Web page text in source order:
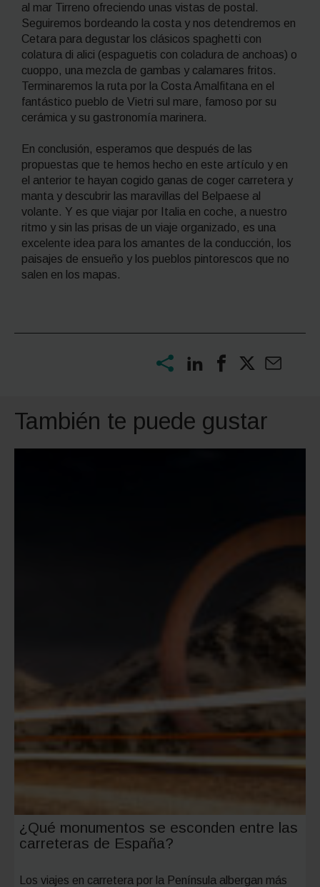
al mar Tirreno ofreciendo unas vistas de postal.
Seguiremos bordeando la costa y nos detendremos en
Cetara para degustar los clásicos spaghetti con
colatura di alici (espaguetis con coladura de anchoas) o
cuoppo, una mezcla de gambas y calamares fritos.
Terminaremos la ruta por la Costa Amalfitana en el
fantástico pueblo de Vietri sul mare, famoso por su
cerámica y su gastronomía marinera.
En conclusión, esperamos que después de las
propuestas que te hemos hecho en este artículo y en
el anterior te hayan cogido ganas de coger carretera y
manta y descubrir las maravillas del
Belpaese al
volante. Y es que viajar por Italia en coche, a nuestro
ritmo y sin las prisas de un viaje organizado, es una
excelente idea para los amantes de la conducción, los
paisajes de ensueño y los pueblos pintorescos que no
salen en los mapas.
También te puede gustar
¿Qué monumentos se esconden entre las
carreteras de España?
Los viajes en carretera por la Península albergan más